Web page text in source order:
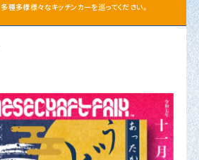
多種多様様々なキッチンカーを巡ってください。